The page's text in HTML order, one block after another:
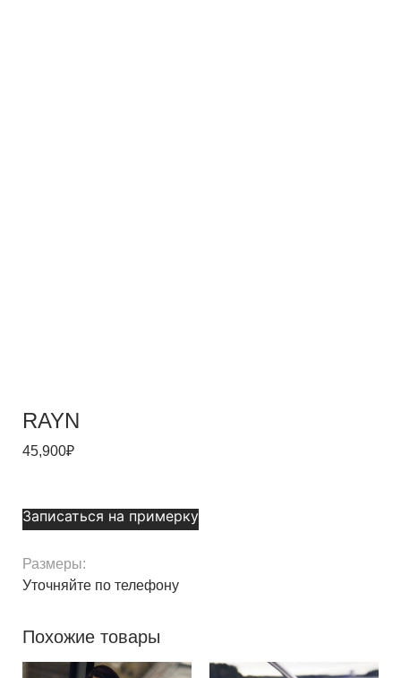
RAYN
45,900₽
Записаться на примерку
Размеры:
Уточняйте по телефону
Похожие товары